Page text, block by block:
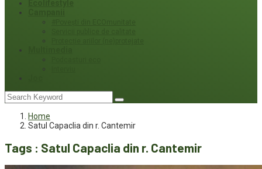
Home
Satul Capaclia din r. Cantemir
Tags : Satul Capaclia din r. Cantemir